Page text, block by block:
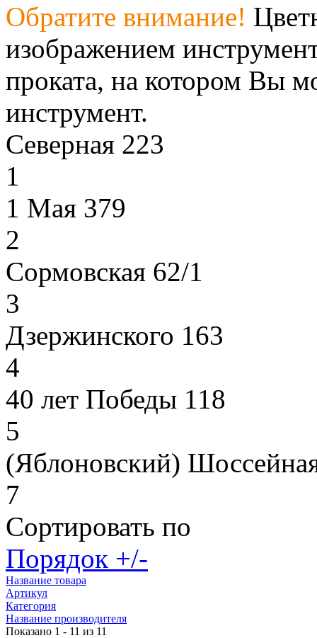
Обратите внимание!
изображением
проката, на котором Вы
инструмент.
Северная 223
1
1 Мая 379
2
Сормовская 62/1
3
Дзержинского 163
4
40 лет Победы 118
5
(Яблоновский)
7
Сортировать по
Порядок +/-
Название товара
Артикул
Категория
Название производителя
Показано 1 - 11 из 11